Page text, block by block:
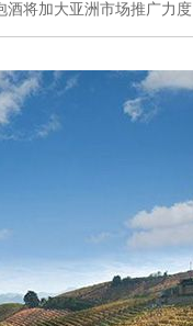
酒将加大亚洲市场推广力度